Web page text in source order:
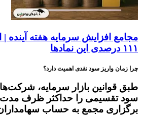
۱۱۱ درصدی این نماد‌ها
چرا زمان واریز سود نقدی اهمیت دارد؟
طبق قوانین بازار سرمایه،
سود تقسیمی را
برگزاری مجمع به حساب